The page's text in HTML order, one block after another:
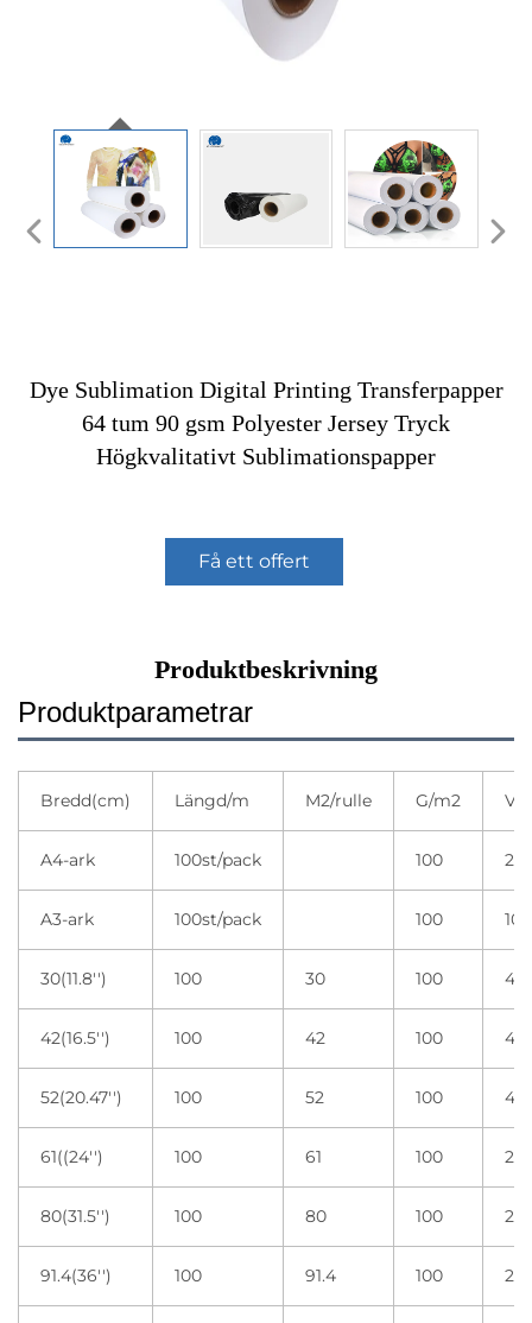
Dye Sublimation Digital Printing Transferpapper
64 tum 90 gsm Polyester Jersey Tryck
Högkvalitativt Sublimationspapper
Få ett offert
Produktbeskrivning
Produktparametrar
Bredd(cm) Längd/m M2/rulle G/m2
A4-ark 100st/pack 100 20
A3-ark 100st/pack 100 10
30(11.8'') 100 30 100 4
42(16.5'') 100 42 100 4
52(20.47'') 100 52 100 4
61((24'') 100 61 100 2
80(31.5'') 100 80 100 2
91.4(36'') 100 91.4 100 2